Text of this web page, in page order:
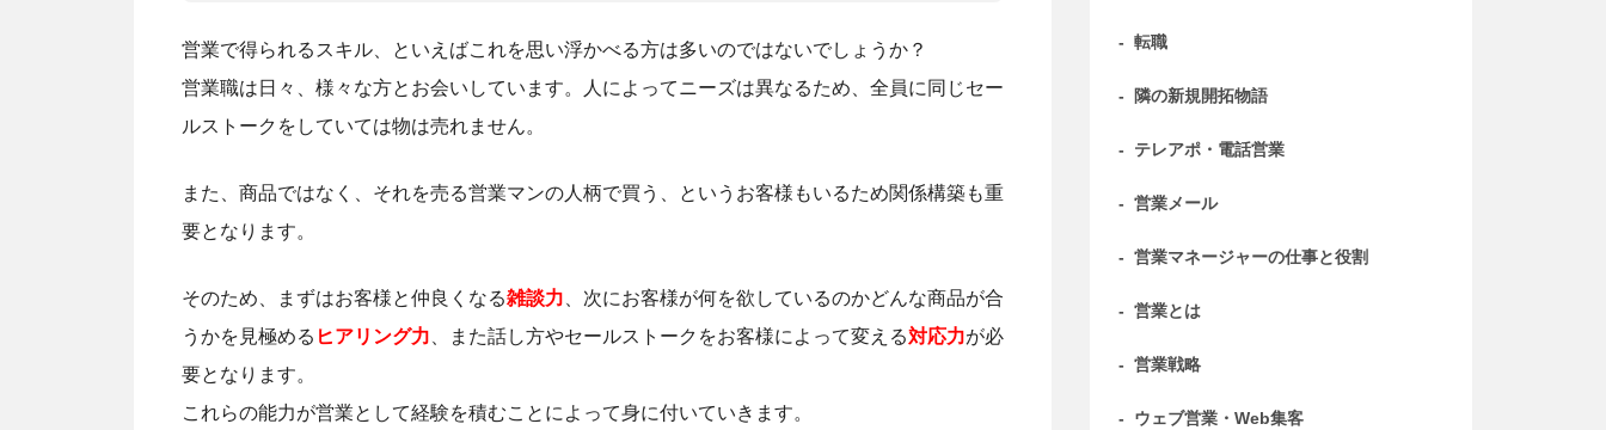
営業で得られるスキル、といえばこれを思い浮かべる方は多いのではないでしょうか？
営業職は日々、様々な方とお会いしています。人によってニーズは異なるため、全員に同じセー
ルストークをしていては物は売れません。
また、商品ではなく、それを売る営業マンの人柄で買う、というお客様もいるため関係構築も重
要となります。
そのため、まずはお客様と仲良くなる雑談力 、次にお客様が何を欲しているのかどんな商品が合
うかを見極める ヒアリング力 、また話し方やセールストークをお客様によって変える対応力が必
要となります。
これらの能力が営業として経験を積むことによって身に付いていきます。
- 転職
- 隣の新規開拓物語
- テレアポ・電話営業
- 営業メール
- 営業マネージャーの仕事と役割
- 営業とは
- 営業戦略
- ウェブ営業・Web集客